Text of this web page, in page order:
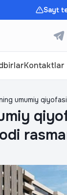
Sayt
Kontaktlar
umumiy